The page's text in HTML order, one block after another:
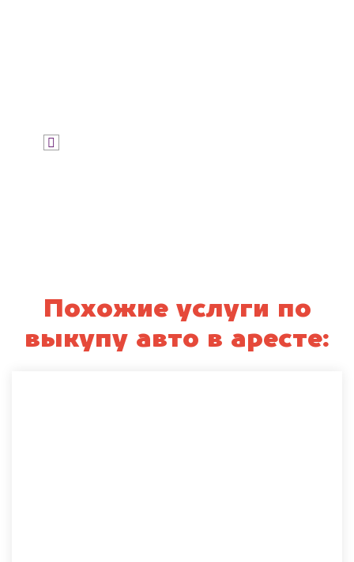
Похожие услуги по
выкупу авто в аресте: